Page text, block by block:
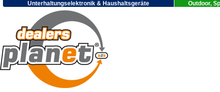
Unterhaltungselektronik & Haushaltsgeräte Outdoor,